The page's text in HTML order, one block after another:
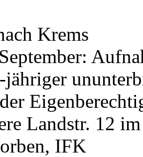
Krems
jähriger
Landstr. 12
IFK